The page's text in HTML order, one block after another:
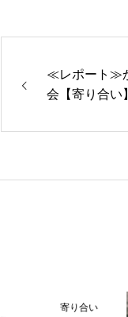
≪レポート≫
会【寄り合い
寄り合い